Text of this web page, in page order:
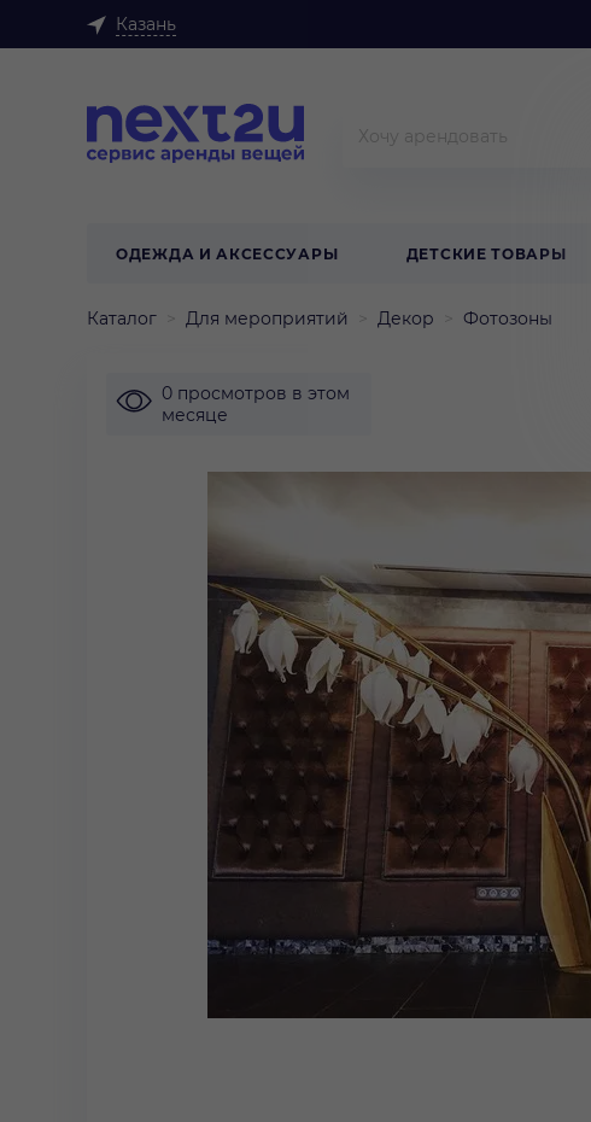
Казань
ОДЕЖДА И АКСЕССУАРЫ ДЕТСКИЕ ТОВАРЫ
Каталог Для мероприятий Декор Фотозоны
0 просмотров в этом
месяце